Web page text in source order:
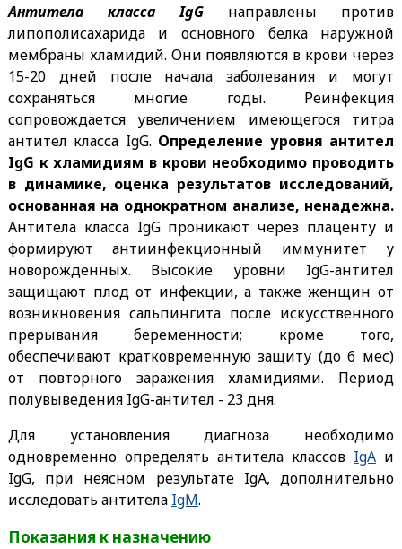
Антитела класса IgG направлены против
липополисахарида и основного белка наружной
мембраны хламидий. Они появляются в крови через
15-20 дней после начала заболевания и могут
сохраняться многие годы. Реинфекция
сопровождается увеличением имеющегося титра
антител класса IgG. Определение уровня антител
IgG к хламидиям в крови необходимо проводить
в динамике, оценка результатов исследований,
основанная на однократном анализе, ненадежна.
Антитела класса IgG проникают через плаценту и
формируют антиинфекционный иммунитет у
новорожденных. Высокие уровни IgG-антител
защищают плод от инфекции, а также женщин от
возникновения сальпингита после искусственного
прерывания беременности; кроме того,
обеспечивают кратковременную защиту (до 6 мес)
от повторного заражения хламидиями. Период
полувыведения IgG-антител - 23 дня.
Для установления диагноза необходимо
одновременно определять антитела классов IgА и
IgG, при неясном результате IgА, дополнительно
исследовать антитела IgМ.
Показания к назначению